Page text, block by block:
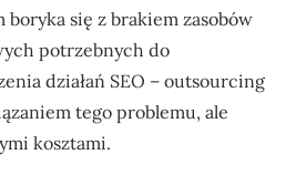
się z brakiem zasobów
potrzebnych do
działań SEO – outsourcing
tego problemu, ale
kosztami.